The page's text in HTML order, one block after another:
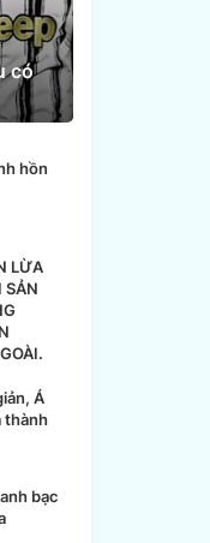
có
hồn
LỪA
SẢN
Á
thành
bạc